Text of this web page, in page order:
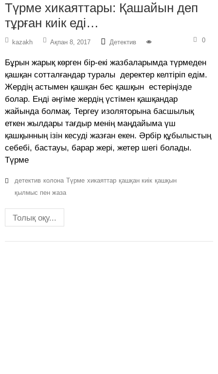
Түрме хикаяттары: Қашайын деп
тұрған киік еді…
kazakh Ақпан 8, 2017 Детектив 0
Бұрын жарық көрген бір-екі жазбаларымда түрмеден
қашқан сотталғандар туралы деректер келтіріп едім.
Жердің астымен қашқан бес қашқын естеріңізде
болар. Енді әңгіме жердің үстімен қашқандар
жайында болмақ. Тергеу изоляторына басшылық
еткен жылдары тағдыр менің маңдайыма үш
қашқынның ізін кесуді жазған екен. Әрбір құбылыстың
себебі, бастауы, барар жері, жетер шегі болады.
Түрме
детектив колона Түрме хикаяттар қашқан киік қашқын
қылмыс пен жаза
Толық оқу...